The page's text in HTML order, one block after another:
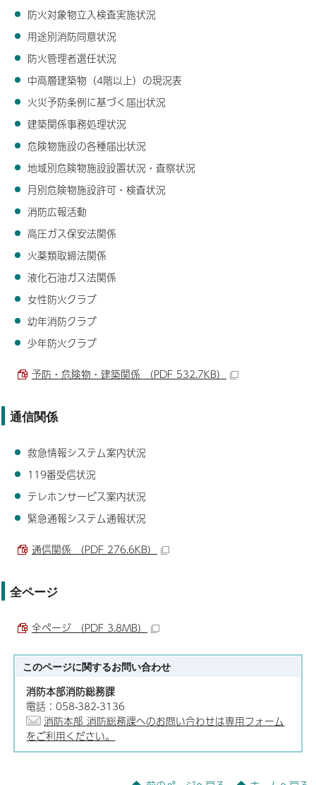
防火対象物立入検査実施状況
用途別消防同意状況
防火管理者選任状況
中高層建築物（4階以上）の現況表
火災予防条例に基づく届出状況
建築関係事務処理状況
危険物施設の各種届出状況
地域別危険物施設設置状況・査察状況
月別危険物施設許可・検査状況
消防広報活動
高圧ガス保安法関係
火薬類取締法関係
液化石油ガス法関係
女性防火クラブ
幼年消防クラブ
少年防火クラブ
予防・危険物・建築関係 （PDF 532.7KB）
通信関係
救急情報システム案内状況
119番受信状況
テレホンサービス案内状況
緊急通報システム通報状況
通信関係 （PDF 276.6KB）
全ページ
全ページ （PDF 3.8MB）
このページに関するお問い合わせ
消防本部消防総務課
電話：058-382-3136
消防本部 消防総務課へのお問い合わせは専用フォーム
をご利用ください。